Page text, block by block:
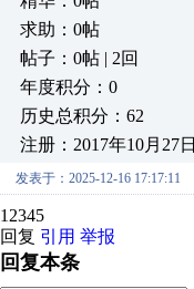
求助：0帖
帖子：0帖 | 2回
年度积分：0
历史总积分：62
注册：2017年10月27日
发表于：2025-12-16 17:17:11
12345
回复 引用 举报
回复本条